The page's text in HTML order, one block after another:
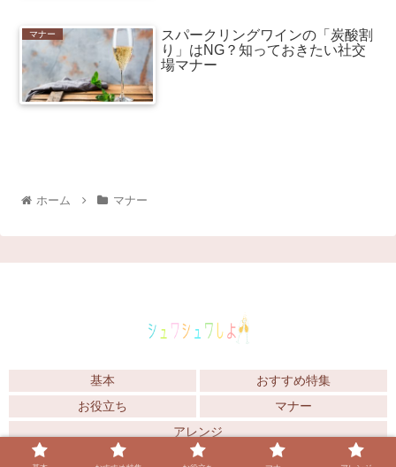
マナー
スパークリングワインの「炭酸割
り」はNG？知っておきたい社交
場マナー
ホーム マナー
基本
おすすめ特集
お役立ち
マナー
アレンジ
© 2020 シュワシュワしよ！.